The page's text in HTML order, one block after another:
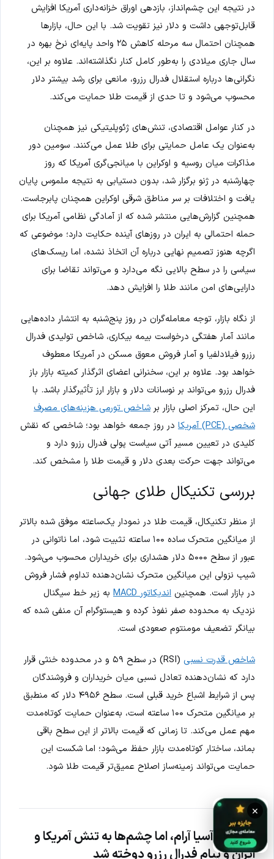
در نتیجه این چشم‌انداز، بازدهی اوراق خزانه‌داری آمریکا افزایش
قابل‌توجهی داشت و دلار نیز تقویت شد. با این حال، بازارها
همچنان احتمال سه مرحله کاهش ۲۵ واحد پایه‌ای نرخ بهره در
سال جاری میلادی را به‌طور کامل کنار نگذاشته‌اند. علاوه بر این،
نگرانی‌ها درباره استقلال فدرال رزرو، مانعی برای رشد بیشتر دلار
محسوب می‌شود و تا حدی از قیمت طلا حمایت می‌کند.
در کنار عوامل اقتصادی، تنش‌های ژئوپلیتیکی نیز همچنان
به‌عنوان یک عامل حمایتی برای طلا عمل می‌کنند. سومین دور
مذاکرات میان روسیه و اوکراین با میانجی‌گری آمریکا که روز
چهارشنبه در ژنو برگزار شد، بدون دستیابی به نتیجه ملموس پایان
یافت و اختلافات بر سر مناطق شرقی اوکراین همچنان پابرجاست.
همچنین گزارش‌هایی منتشر شده که از آمادگی نظامی آمریکا برای
حمله احتمالی به ایران در روزهای آینده حکایت دارد؛ موضوعی که
اگرچه هنوز تصمیم نهایی درباره آن اتخاذ نشده، اما ریسک‌های
سیاسی را در سطح بالایی نگه می‌دارد و می‌تواند تقاضا برای
دارایی‌های امن مانند طلا را افزایش دهد.
از نگاه بازار، توجه معامله‌گران در روز پنج‌شنبه به انتشار داده‌هایی
مانند آمار هفتگی درخواست بیمه بیکاری، شاخص تولیدی فدرال
رزرو فیلادلفیا و آمار فروش معوق مسکن در آمریکا معطوف
خواهد بود. علاوه بر این، سخنرانی اعضای اثرگذار کمیته بازار باز
فدرال رزرو می‌تواند بر نوسانات دلار و بازار ارز تأثیرگذار باشد. با
این حال، تمرکز اصلی بازار بر شاخص تورمی هزینه‌های مصرف
شخصی (PCE) آمریکا
در روز جمعه خواهد بود؛ شاخصی که نقش
کلیدی در تعیین مسیر آتی سیاست پولی فدرال رزرو دارد و
می‌تواند جهت حرکت بعدی دلار و قیمت طلا را مشخص کند.
بررسی تکنیکال طلای جهانی
از منظر تکنیکال، قیمت طلا در نمودار یک‌ساعته موفق شده بالاتر
از میانگین متحرک ساده ۱۰۰ ساعته تثبیت شود، اما ناتوانی در
عبور از سطح ۵۰۰۰ دلار هشداری برای خریداران محسوب می‌شود.
شیب نزولی این میانگین متحرک نشان‌دهنده تداوم فشار فروش
در بازار است. همچنین اندیکاتور MACD
به زیر خط سیگنال
نزدیک به محدوده صفر نفوذ کرده و هیستوگرام آن منفی شده که
بیانگر تضعیف مومنتوم صعودی است.
شاخص قدرت نسبی
(RSI) در سطح ۵۹ و در محدوده خنثی قرار
دارد که نشان‌دهنده تعادل نسبی میان خریداران و فروشندگان
پس از شرایط اشباع خرید قبلی است. سطح ۴۹۵۶ دلار که منطبق
بر میانگین متحرک ۱۰۰ ساعته است، به‌عنوان حمایت کوتاه‌مدت
مهم عمل می‌کند. تا زمانی که قیمت بالاتر از این سطح باقی
بماند، ساختار کوتاه‌مدت بازار حفظ می‌شود؛ اما شکست این
حمایت می‌تواند زمینه‌ساز اصلاح عمیق‌تر قیمت طلا شود.
بازارهای آسیا آرام، اما چشم‌ها به تنش آمریکا و
ایران و پیام فدرال رزرو دوخته شد
×